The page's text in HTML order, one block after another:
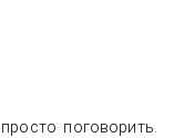
поговорить.